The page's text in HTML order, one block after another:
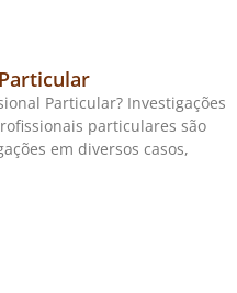
Particular? Investigações
particulares são
em diversos casos,